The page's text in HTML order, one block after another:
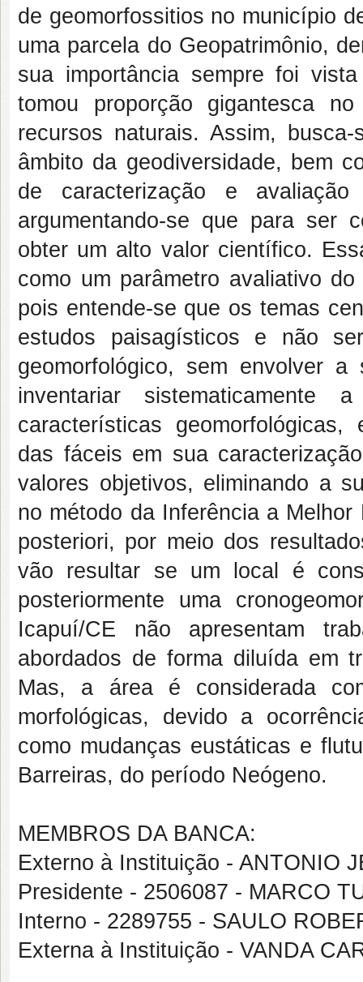
de geomorfossitios no município
uma parcela do Geopatrimônio,
sua importância sempre foi
tomou proporção gigantesca
recursos naturais. Assim,
âmbito da geodiversidade, bem
de caracterização e
argumentando-se que para ser
obter um alto valor científico.
como um parâmetro avaliativo
pois entende-se que os temas
estudos paisagísticos e não
geomorfológico, sem envolver
inventariar
características geomorfológicas,
das fáceis em sua
valores objetivos, eliminando a
no método da Inferência a
posteriori, por meio dos
vão resultar se um local é
posteriormente uma
Icapuí/CE não apresentam
abordados de forma diluída em
Mas, a área é considerada
morfológicas, devido a
como mudanças eustáticas e
Barreiras, do período Neógeno.
MEMBROS DA BANCA:
Externo à Instituição - ANTONIO
Presidente - 2506087 - MARCO
Interno - 2289755 - SAULO
Externa à Instituição - VANDA